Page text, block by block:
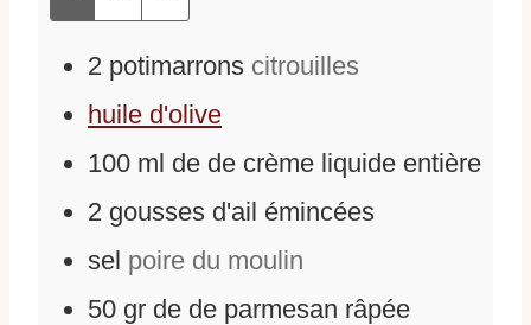
2 potimarrons citrouilles
huile d'olive
100 ml de de crème liquide entière
2 gousses d'ail émincées
sel poire du moulin
50 gr de de parmesan râpée